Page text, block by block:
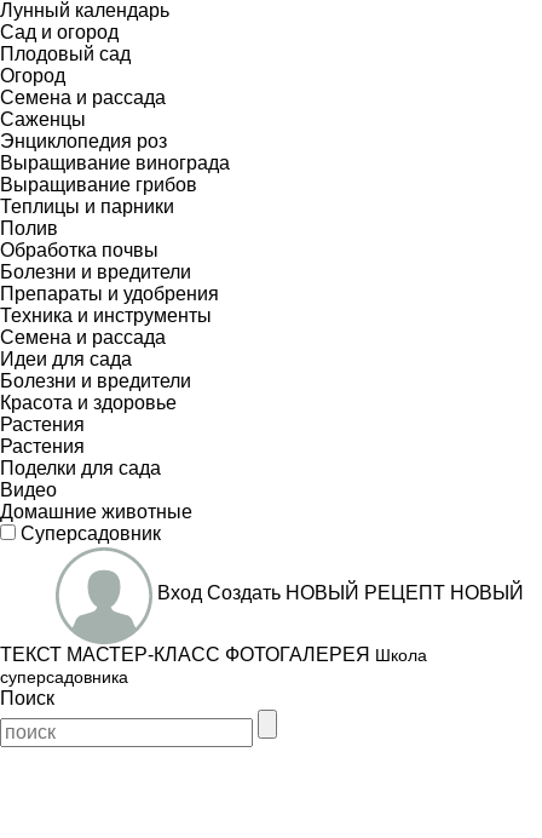
Лунный календарь
Сад и огород
Плодовый сад
Огород
Семена и рассада
Саженцы
Энциклопедия роз
Выращивание винограда
Выращивание грибов
Теплицы и парники
Полив
Обработка почвы
Болезни и вредители
Препараты и удобрения
Техника и инструменты
Семена и рассада
Идеи для сада
Болезни и вредители
Красота и здоровье
Растения
Растения
Поделки для сада
Видео
Домашние животные
Суперсадовник
Вход Создать НОВЫЙ РЕЦЕПТ НОВЫЙ
ТЕКСТ МАСТЕР-КЛАСС ФОТОГАЛЕРЕЯ Школа
суперсадовника
Поиск